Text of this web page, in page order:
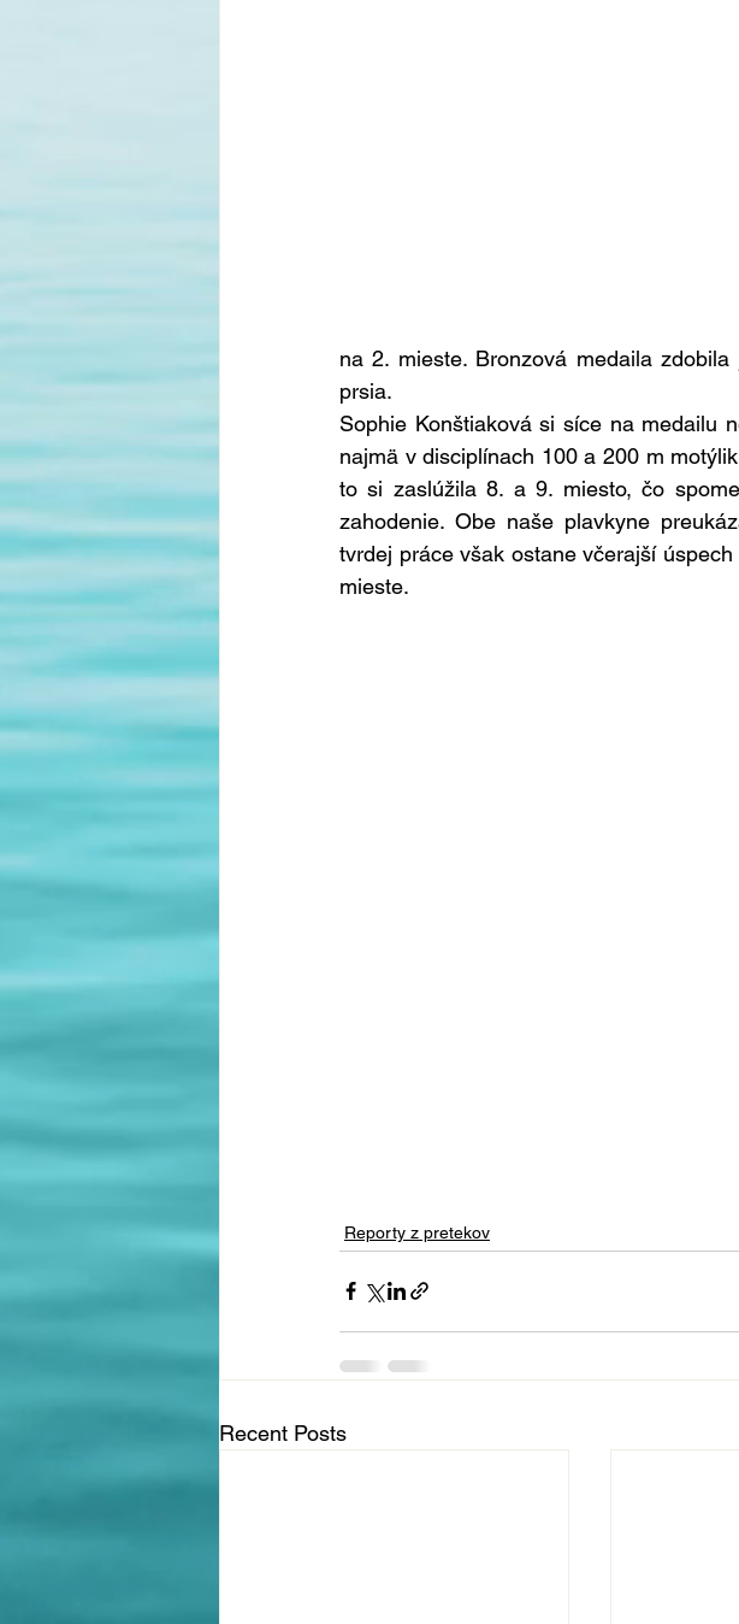
na 2. mieste. Bronzová medaila
prsia.
Sophie Konštiaková si síce na medailu
najmä v disciplínach 100 a 200 m
to si zaslúžila 8. a 9. miesto, čo
zahodenie. Obe naše plavkyne
tvrdej práce však ostane včerajší
mieste.
Reporty z pretekov
Recent Posts